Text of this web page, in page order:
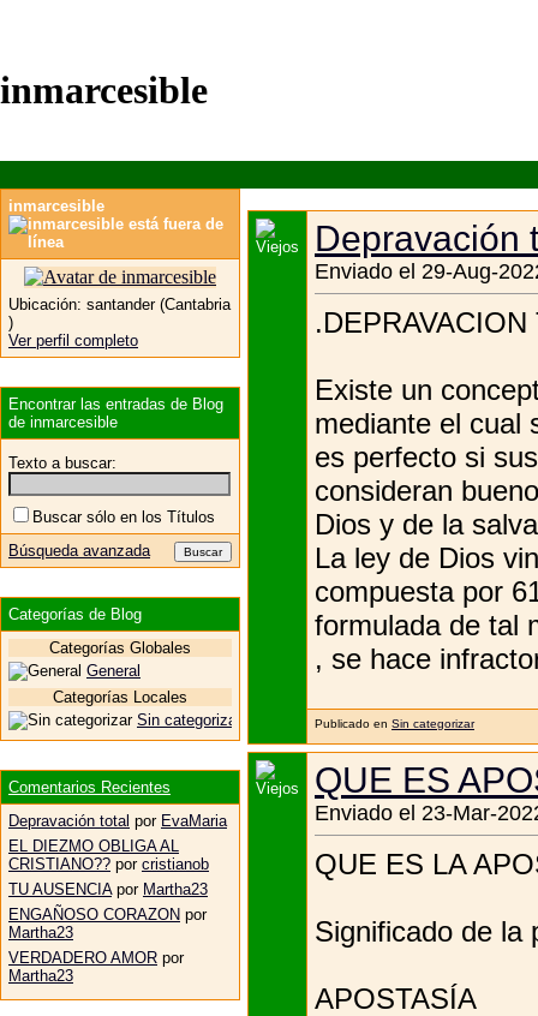
inmarcesible
Depravación
Enviado el 29-Aug-
.DEPRAVACION
Existe un
mediante el cual
es perfecto si
consideran
Dios y de la
La ley de Dios
compuesta por
formulada de tal
, se hace
Publicado en Sin categorizar
QUE ES
Enviado el 23-Mar-
QUE ES LA
Significado de la
APOSTASÍA
inmarcesible
Ubicación: santander (Cantabria
)
Ver perfil completo
Encontrar las entradas de Blog
de inmarcesible
Texto a buscar:
Buscar sólo en los Títulos
Búsqueda avanzada
Categorías de Blog
Categorías Globales
General
Categorías Locales
Sin categorizar
Comentarios Recientes
Depravación total por EvaMaria
EL DIEZMO OBLIGA AL
CRISTIANO?? por cristianob
TU AUSENCIA por Martha23
ENGAÑOSO CORAZON por
Martha23
VERDADERO AMOR por
Martha23